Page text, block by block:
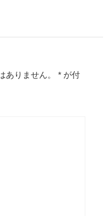
ありません。 * が付